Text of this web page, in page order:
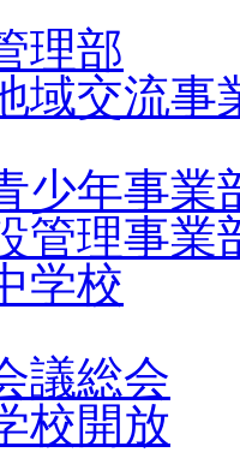
理部
域交流事
少年事業
管理事業
学校
議総会
校開放